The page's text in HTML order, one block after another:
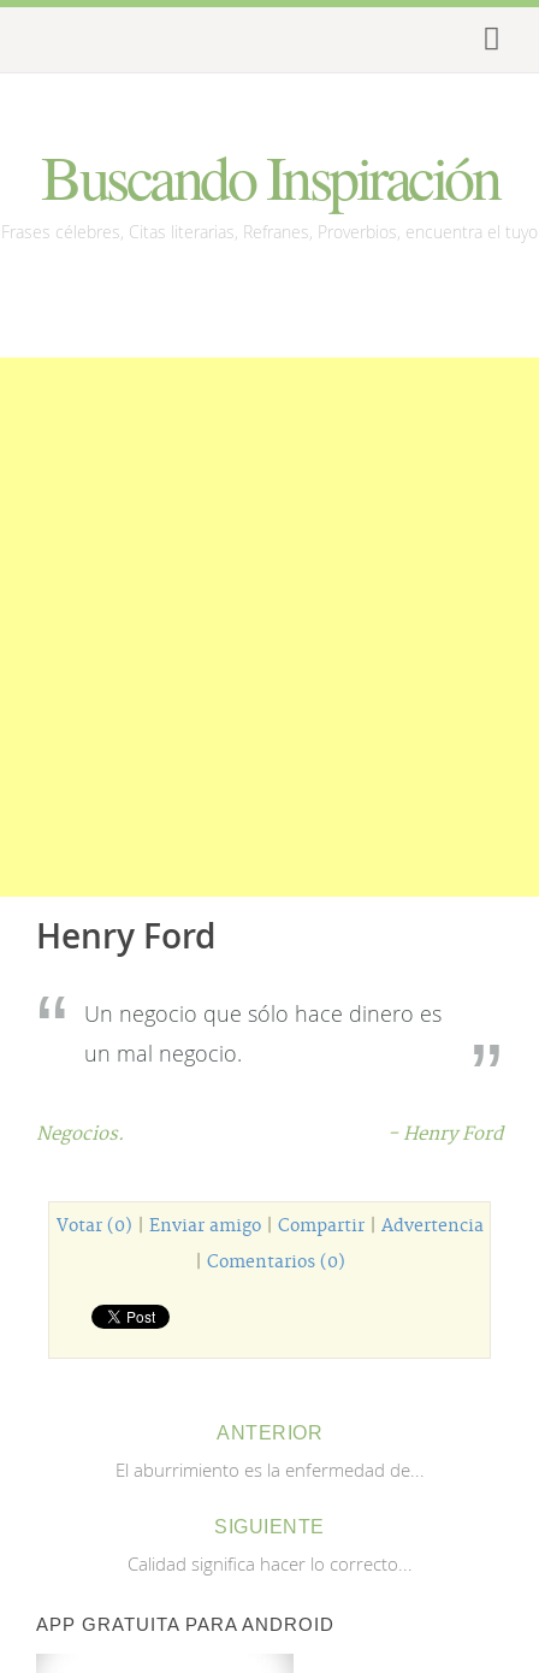
Buscando Inspiración
Frases célebres, Citas literarias, Refranes, Proverbios, encuentra el tuyo
Henry Ford
Un negocio que sólo hace dinero es
un mal negocio.
Negocios. - Henry Ford
Votar (0) Enviar amigo| Compartir| Advertencia
Comentarios (0)
ANTERIOR
El aburrimiento es la enfermedad de...
SIGUIENTE
Calidad significa hacer lo correcto...
APP GRATUITA PARA ANDROID